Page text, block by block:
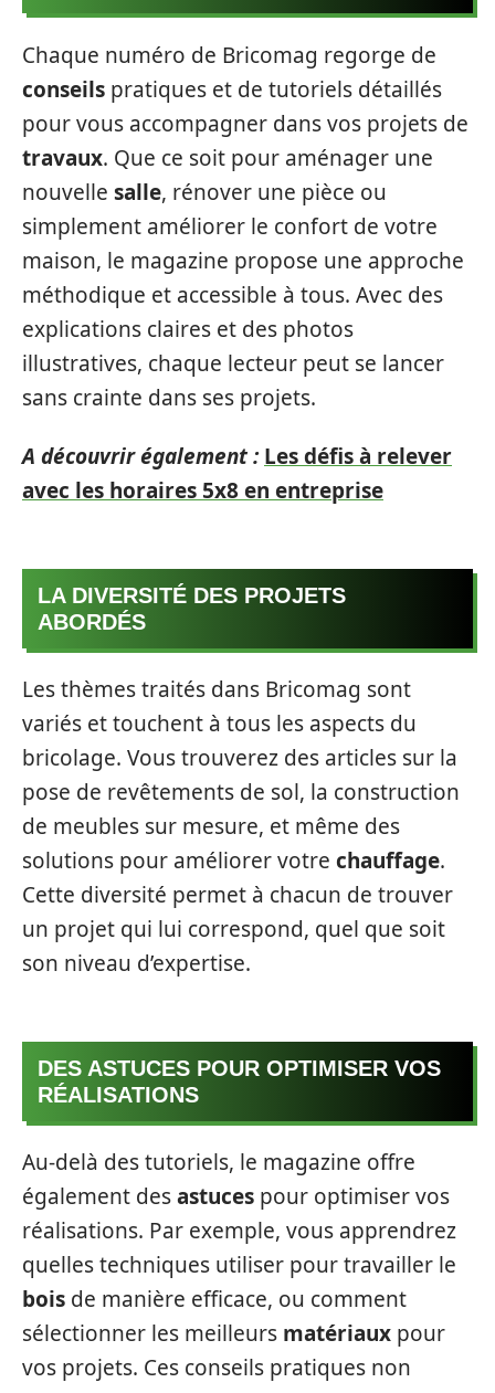
Chaque numéro de Bricomag regorge de
conseils pratiques et de tutoriels détaillés
pour vous accompagner dans vos projets de
travaux. Que ce soit pour aménager une
nouvelle salle, rénover une pièce ou
simplement améliorer le confort de votre
maison, le magazine propose une approche
méthodique et accessible à tous. Avec des
explications claires et des photos
illustratives, chaque lecteur peut se lancer
sans crainte dans ses projets.
A découvrir également : Les défis à relever
avec les horaires 5x8 en entreprise
LA DIVERSITÉ DES PROJETS
ABORDÉS
Les thèmes traités dans Bricomag sont
variés et touchent à tous les aspects du
bricolage. Vous trouverez des articles sur la
pose de revêtements de sol, la construction
de meubles sur mesure, et même des
solutions pour améliorer votre chauffage.
Cette diversité permet à chacun de trouver
un projet qui lui correspond, quel que soit
son niveau d’expertise.
DES ASTUCES POUR OPTIMISER VOS
RÉALISATIONS
Au-delà des tutoriels, le magazine offre
également desastuces pour optimiser vos
réalisations. Par exemple, vous apprendrez
quelles techniques utiliser pour travailler le
bois de manière efficace, ou comment
sélectionner les meilleurs matériaux pour
vos projets. Ces conseils pratiques non